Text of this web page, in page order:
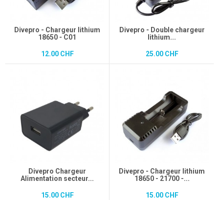
Divepro - Chargeur lithium
18650 - C01
12.00 CHF
Divepro - Double chargeur
lithium...
25.00 CHF
Divepro Chargeur
Alimentation secteur...
15.00 CHF
Divepro - Chargeur lithium
18650 - 21700 -...
15.00 CHF